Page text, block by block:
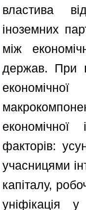
властива
іноземних
між
держав. При
економічної
факторів:
учасницями
капіталу,
уніфікація